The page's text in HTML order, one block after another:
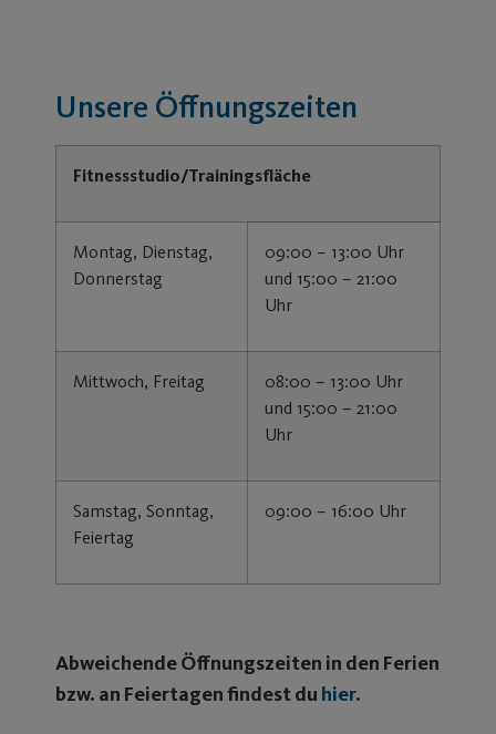
Unsere Öffnungszeiten
Fitnessstudio/Trainingsfläche
Montag, Dienstag,
Donnerstag
09:00 – 13:00 Uhr
und 15:00 – 21:00
Uhr
Mittwoch, Freitag
08:00 – 13:00 Uhr
und 15:00 – 21:00
Uhr
Samstag, Sonntag,
Feiertag
09:00 – 16:00 Uhr
Abweichende Öffnungszeiten in den Ferien
bzw. an Feiertagen findest du hier.